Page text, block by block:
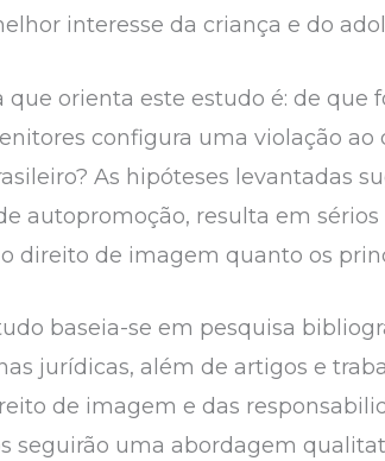
interesse da criança e do
orienta este estudo é: de que
configura uma violação
As hipóteses levantadas
autopromoção, resulta em
direito de imagem quanto os
baseia-se em pesquisa
jurídicas, além de artigos e
de imagem e das
seguirão uma abordagem